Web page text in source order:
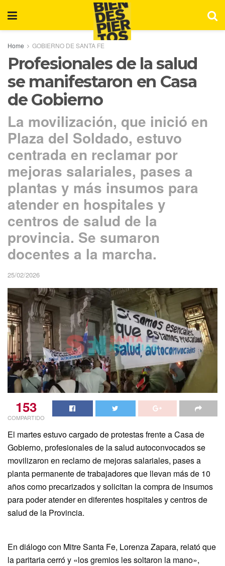
Home GOBIERNO DE SANTA FE
Profesionales de la salud
se manifestaron en Casa
de Gobierno
La movilización, que inició en
Plaza del Soldado, estuvo
centrada en reclamar por
mejoras salariales, pases a
plantas y más insumos para
atender en hospitales y
centros de salud de la
provincia. Se sumaron
docentes a la marcha.
25/02/2026
153
COMPARTIDO
El martes estuvo cargado de protestas frente a Casa de
Gobierno, profesionales de la salud autoconvocados se
movilizaron en reclamo de mejoras salariales, pases a
planta permanente de trabajadores que llevan más de 10
años como precarizados y solicitan la compra de insumos
para poder atender en diferentes hospitales y centros de
salud de la Provincia.
En diálogo con Mitre Santa Fe, Lorenza Zapara, relató que
la paritaria cerró y «los gremios les soltaron la mano»,